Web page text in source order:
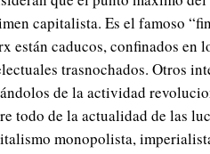
capitalista. Es el famoso
están caducos, confinados en
trasnochados. Otros
de la actividad
todo de la actualidad de las
monopolista,